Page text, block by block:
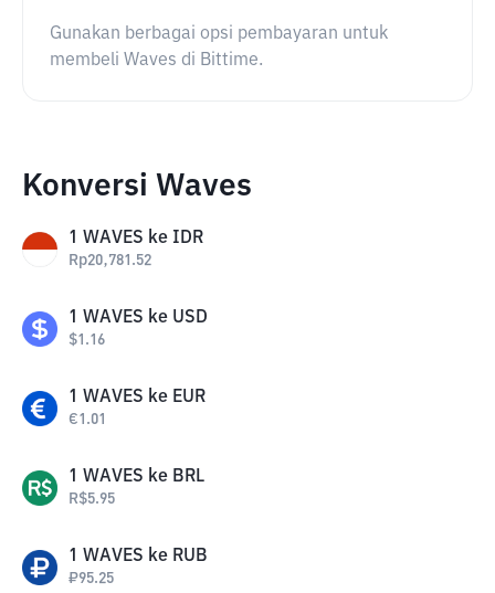
Gunakan berbagai opsi pembayaran untuk
membeli Waves di Bittime.
Konversi Waves
1 WAVES ke IDR
Rp20,781.52
1 WAVES ke USD
$1.16
1 WAVES ke EUR
€1.01
1 WAVES ke BRL
R$5.95
1 WAVES ke RUB
₽95.25